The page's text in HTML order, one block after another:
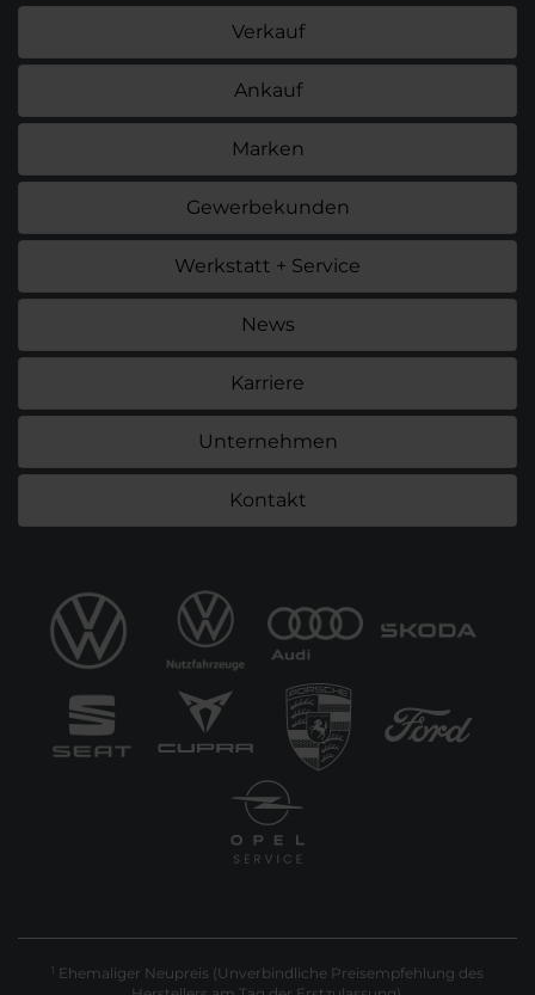
Verkauf
Ankauf
Marken
Gewerbekunden
Werkstatt + Service
News
Karriere
Unternehmen
Kontakt
1 Ehemaliger Neupreis (Unverbindliche Preisempfehlung des